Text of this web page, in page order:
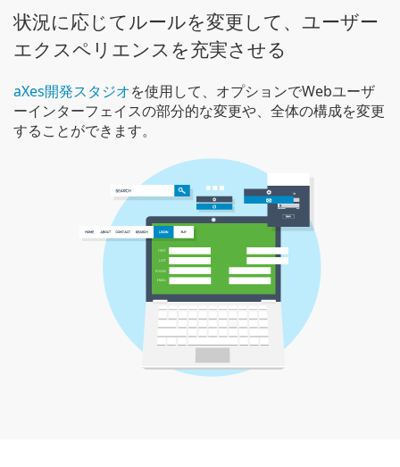
状況に応じてルールを変更して、ユーザー
エクスペリエンスを充実させる
aXes開発スタジオを使用して、オプションでWebユーザ
ーインターフェイスの部分的な変更や、全体の構成を変更
することができます。